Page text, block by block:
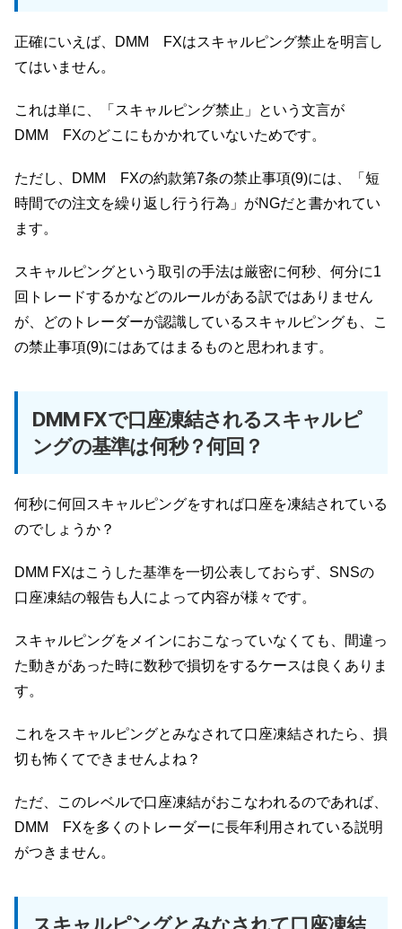
正確にいえば、DMM FXはスキャルピング禁止を明言し
てはいません。
これは単に、「スキャルピング禁止」という文言が
DMM FXのどこにもかかれていないためです。
ただし、DMM FXの約款第7条の禁止事項(9)には、「短
時間での注文を繰り返し行う行為」がNGだと書かれてい
ます。
スキャルピングという取引の手法は厳密に何秒、何分に1
回トレードするかなどのルールがある訳ではありません
が、どのトレーダーが認識しているスキャルピングも、こ
の禁止事項(9)にはあてはまるものと思われます。
DMM FXで口座凍結されるスキャルピ
ングの基準は何秒？何回？
何秒に何回スキャルピングをすれば口座を凍結されている
のでしょうか？
DMM FXはこうした基準を一切公表しておらず、SNSの
口座凍結の報告も人によって内容が様々です。
スキャルピングをメインにおこなっていなくても、間違っ
た動きがあった時に数秒で損切をするケースは良くありま
す。
これをスキャルピングとみなされて口座凍結されたら、損
切も怖くてできませんよね？
ただ、このレベルで口座凍結がおこなわれるのであれば、
DMM FXを多くのトレーダーに長年利用されている説明
がつきません。